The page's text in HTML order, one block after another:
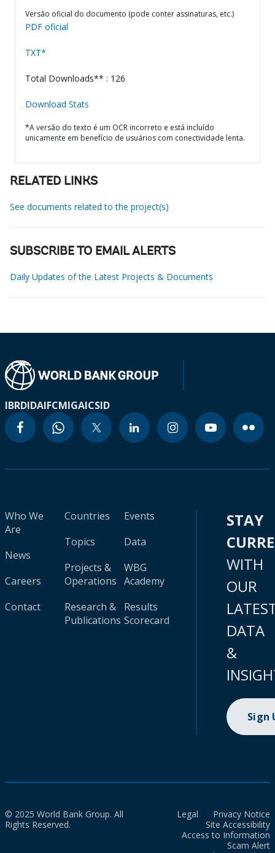
Versão oficial do documento (pode conter assinaturas, etc.)
PDF oficial
TXT*
Total Downloads** : 126
Download Stats
*A versão do texto é um OCR incorreto e está incluído
unicamente em benefício de usuários com conectividade lenta.
RELATED LINKS
See documents related to the project(s)
SUBSCRIBE TO EMAIL ALERTS
Daily Updates of the Latest Projects & Documents
IBRDIDAIFCMIGAICSID
Who We
Are
News
Careers
Contact
Countries
Topics
Projects &
Operations
Research &
Publications
Events
Data
WBG
Academy
Results
Scorecard
STAY
WITH
OUR
DATA
&
Sign
© 2025 World Bank Group. All
Rights Reserved.
Legal
Privacy Notice
Site Accessibility
Access to Information
Scam Alert